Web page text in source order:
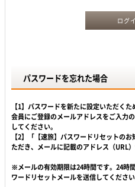
ログ
パスワードを忘れた場合
【1】パスワードを新たに設定いただく
会員にご登録のメールアドレスをご入力
してください。
【2】「【速旅】パスワードリセットの
ただき、メールに記載のアドレス（URL
※メールの有効期限は24時間です。24時
ワードリセットメールを送信してください